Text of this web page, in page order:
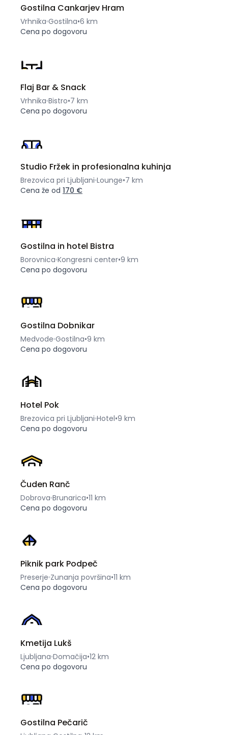
Gostilna Cankarjev Hram
Vrhnika Gostilna•6 km
Cena po dogovoru
Flaj Bar & Snack
Vrhnika Bistro•7 km
Cena po dogovoru
Studio Fržek in profesionalna kuhinja
Brezovica pri Ljubljani Lounge•7 km
Cena že od 170 €
Gostilna in hotel Bistra
Borovnica Kongresni center•9 km
Cena po dogovoru
Gostilna Dobnikar
Medvode Gostilna•9 km
Cena po dogovoru
Hotel Pok
Brezovica pri Ljubljani Hotel•9 km
Cena po dogovoru
Čuden Ranč
Dobrova Brunarica•11 km
Cena po dogovoru
Piknik park Podpeč
Preserje Zunanja površina•11 km
Cena po dogovoru
Kmetija Lukš
Ljubljana Domačija•12 km
Cena po dogovoru
Gostilna Pečarič